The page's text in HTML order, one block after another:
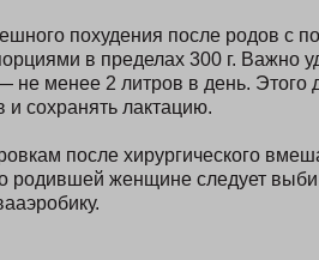
похудения после родов с
в пределах 300 г. Важно
не менее 2 литров в день. Этого
и сохранять лактацию.
после хирургического
родившей женщине следует